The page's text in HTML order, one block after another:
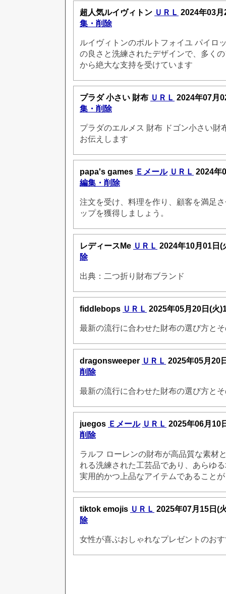
超人気ルイヴィトン ＵＲＬ 2024年03
集・削除
ルイヴィトンのポルトフォイユ パイロ
の良さと洗練されたデザインで、多く
から絶大な支持を受けています
プラダ 小さい 財布 ＵＲＬ 2024年07月
集・削除
プラダのエルメス 財布 ドゴン小さい財
お伝えします
papa's games Ｅメール ＵＲＬ 2024年
編集・削除
注文を受け、料理を作り、顧客を満足
ップを獲得しましょう。
レディースMe ＵＲＬ 2024年10月01日
除
出典：二つ折り財布ブランド
fiddlebops ＵＲＬ 2025年05月20日(火
最新の流行に合わせた財布の選び方と
dragonsweeper ＵＲＬ 2025年05月20
削除
最新の流行に合わせた財布の選び方と
juegos Ｅメール ＵＲＬ 2025年06月10
削除
ラルフ ローレンの財布が高品質な素材
れる洗練された工芸品であり、あらゆ
実用的かつ上品なアイテムであること
tiktok emojis ＵＲＬ 2025年07月15日(
除
女性が喜ぶおしゃれなプレゼントのお